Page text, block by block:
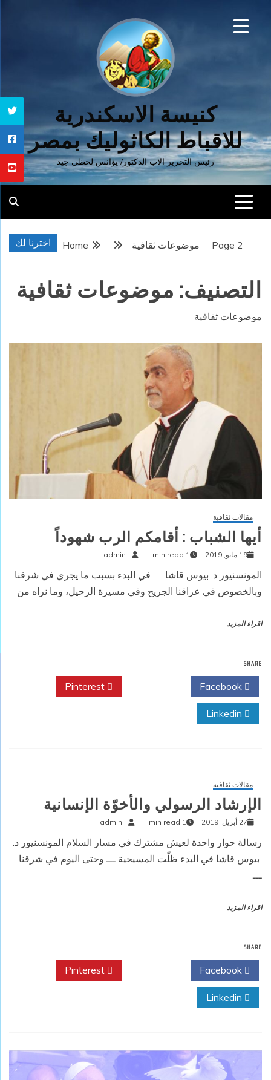
كنيسة الاسكندرية
للاقباط الكاثوليك بمصر
رئيس التحرير الاب الدكتور/ يؤانس لحظي جيد
اخترنا لك Home موضوعات ثقافية Page 2
التصنيف: موضوعات ثقافية
موضوعات ثقافية
مقالات ثقافية
أيها الشباب : أقامكم الرب شهوداً
19 مايو, 2019 1 min read
admin
المونسنيور د. بيوس قاشا في البدء بسبب ما يجري في شرقنا
وبالخصوص في عراقنا الجريح وفي مسيرة الرحيل، وما نراه من
اقراء المزيد
SHARE
مقالات ثقافية
الإرشاد الرسولي والأخوّة الإنسانية
27 أبريل, 2019 1 min read
admin
رسالة حوار واحدة لعيش مشترك في مسار السلام المونسنيور د.
بيوس قاشا في البدء ظلّت المسيحية ـــ وحتى اليوم في شرقنا
ـــ
اقراء المزيد
SHARE